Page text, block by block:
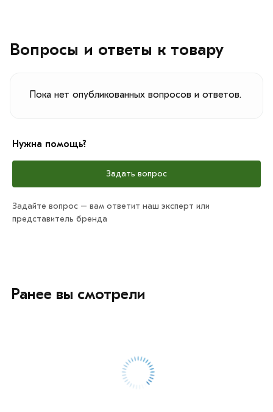
Вопросы и ответы к товару
Пока нет опубликованных вопросов и ответов.
Нужна помощь?
Задать вопрос
Задайте вопрос – вам ответит наш эксперт или
представитель бренда
Ранее вы смотрели